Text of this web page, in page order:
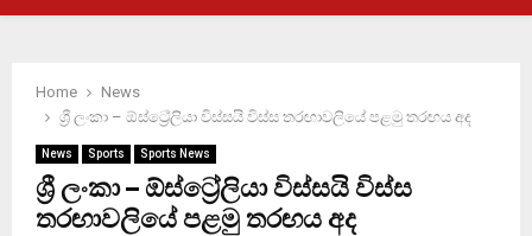
Home
News
ශ්‍රී ලංකා – ඕස්ට්‍රේලියා විස්සයි විස්ස තරඟාවලියේ පළමු තරඟය අද
News Sports Sports News
ශ්‍රී ලංකා – ඕස්ට්‍රේලියා විස්සයි විස්ස
තරඟාවලියේ පළමු තරඟය අද